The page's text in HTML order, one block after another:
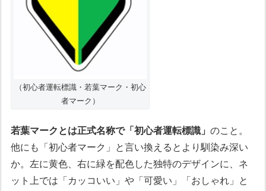
（初心者運転標識・若葉マーク・初心
者マーク）
若葉マークとは正式名称で「初心者運転標識」のこと。
他にも「初心者マーク」と言い換えるとより馴染み深い
か。左に黄色、右に緑を配色した独特のデザインに、ネ
ット上では「カッコいい」や「可愛い」「おしゃれ」と